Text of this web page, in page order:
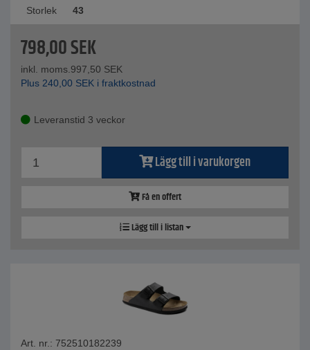
Storlek 43
798,00SEK
inkl. moms.997,50 SEK
Plus 240,00 SEK i fraktkostnad
Leveranstid 3 veckor
Lägg till i varukorgen
Få en offert
Lägg till i listan
Art. nr.: 752510182239